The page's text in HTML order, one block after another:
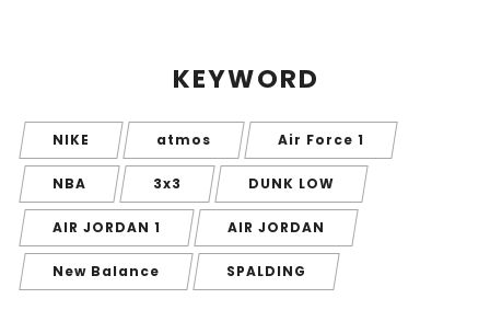
KEYWORD
NIKE atmos Air Force 1
NBA 3x3 DUNK LOW
AIR JORDAN 1 AIR JORDAN
New Balance SPALDING